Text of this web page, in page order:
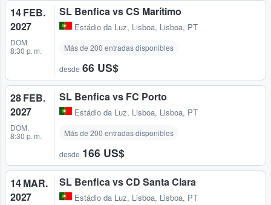
14 FEB.
2027
DOM.
8:30 p. m.
SL Benfica vs CS Marítimo
Estádio da Luz, Lisboa, Lisboa, PT
Más de 200 entradas disponibles
desde 66 US$
28 FEB.
2027
DOM.
8:30 p. m.
SL Benfica vs FC Porto
Estádio da Luz, Lisboa, Lisboa, PT
Más de 200 entradas disponibles
desde 166 US$
14 MAR.
2027
SL Benfica vs CD Santa Clara
Estádio da Luz, Lisboa, Lisboa, PT